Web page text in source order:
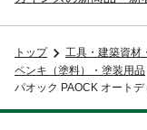
トップ
工具・建築資材
ペンキ（塗料）・塗装用品
パオック PAOCK オート